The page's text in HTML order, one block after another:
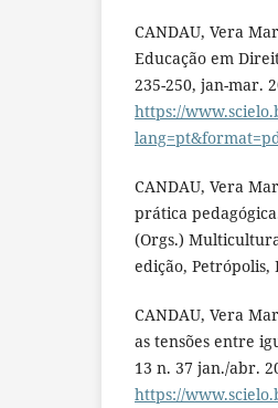
CANDAU, Vera
Educação em
235-250, jan-mar.
https://
CANDAU, Vera
prática
(Orgs.)
edição, Petrópolis,
CANDAU, Vera
as tensões entre
13 n. 37 jan./abr.
https://